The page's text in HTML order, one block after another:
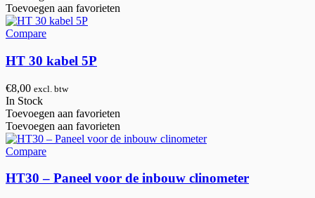
Toevoegen aan favorieten
Compare
HT 30 kabel 5P
€8,00 excl. btw
In Stock
Toevoegen aan favorieten
Toevoegen aan favorieten
Compare
HT30 – Paneel voor de inbouw clinometer